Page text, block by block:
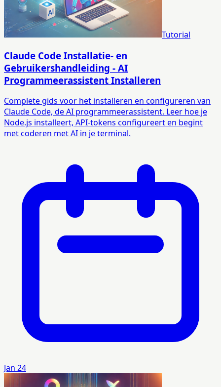
Tutorial
Claude Code Installatie- en
Gebruikershandleiding - AI
Programmeerassistent Installeren
Complete gids voor het installeren en configureren van
Claude Code, de AI programmeerassistent. Leer hoe je
Node.js installeert, API-tokens configureert en begint
met coderen met AI in je terminal.
Jan 24